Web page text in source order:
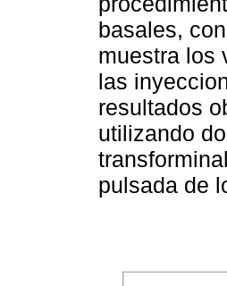
basales,
muestra los
las
resultados
utilizando
pulsada de